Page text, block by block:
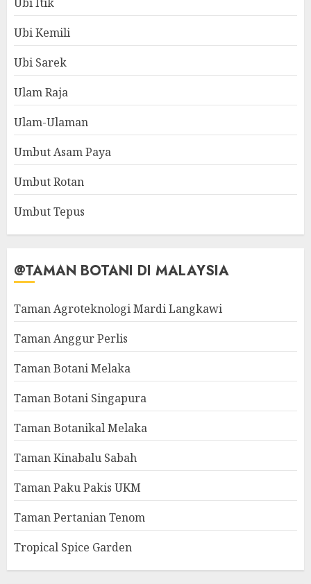
Ubi Kemili
Ubi Sarek
Ulam Raja
Ulam-Ulaman
Umbut Asam Paya
Umbut Rotan
Umbut Tepus
@TAMAN BOTANI DI MALAYSIA
Taman Agroteknologi Mardi Langkawi
Taman Anggur Perlis
Taman Botani Melaka
Taman Botani Singapura
Taman Botanikal Melaka
Taman Kinabalu Sabah
Taman Paku Pakis UKM
Taman Pertanian Tenom
Tropical Spice Garden